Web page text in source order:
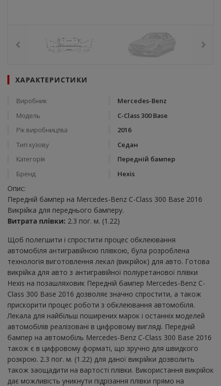
ХАРАКТЕРИСТИКИ
Виробник
Mercedes-Benz
Модель
C-Class 300 Base
Рік виробництва
2016
Тип кузову
Седан
Категорія
Передній бампер
Бренд
Hexis
Опис:
Передній бампер на Mercedes-Benz C-Class 300 Base 2016
Викрійка для переднього бамперу.
Витрата плівки: 2.3 пог. м. (1.22)
Щоб полегшити і спростити процес обклеювання
автомобіля антигравійною плівкою, була розроблена
технологія виготовлення лекал (викрійок) для авто. Готова
викрійка для авто з антигравійної поліуретанової плівки
Hexis на позашляховик Передній бампер Mercedes-Benz C-
Class 300 Base 2016 дозволяє значно спростити, а також
прискорити процес роботи з обклеювання автомобіля.
Лекала для найбільш поширених марок і останніх моделей
автомобілів реалізовані в цифровому вигляді. Передній
бампер на автомобіль Mercedes-Benz C-Class 300 Base 2016
також є в цифровому форматі, що зручно для швидкого
розкрою. 2.3 пог. м. (1.22) для даної викрійки дозволить
також заощадити на вартості плівки. Використання викрійок
дає можливість уникнути підрізання плівки прямо на